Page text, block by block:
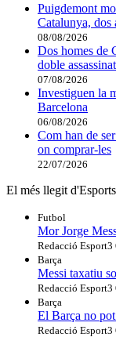
Puigdemont
Catalunya, dos
08/08/2026
Dos homes de
doble assassinat
07/08/2026
Investiguen la
Barcelona
06/08/2026
Com han de
on comprar-les
22/07/2026
El més llegit d'Esports
Futbol
Mor Jorge
Redacció Esport3
Barça
Messi taxatiu
Redacció Esport3
Barça
El Barça no
Redacció Esport3